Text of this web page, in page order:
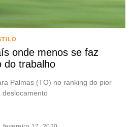
onde menos se faz
do trabalho
Palmas (TO) no ranking do pior